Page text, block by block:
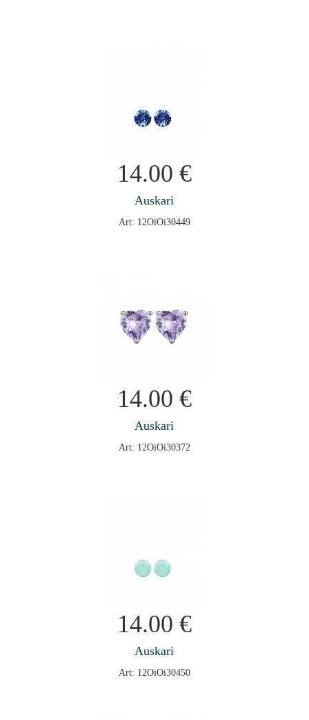
14.00 €
Auskari
Art: 12OiOi30449
14.00 €
Auskari
Art: 12OiOi30372
14.00 €
Auskari
Art: 12OiOi30450